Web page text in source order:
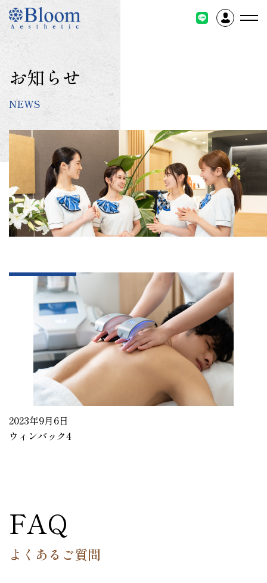
コ
テ
ン
ツ
に
キ
お知らせ
NEWS
2023年9月6日
ウィンバック4
FAQ
よくあるご質問